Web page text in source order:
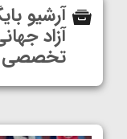
آرشیو
آزاد
تخصصی